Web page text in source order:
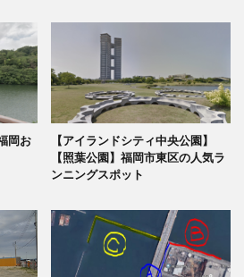
岡お
【アイランドシティ中央公園】
【照葉公園】福岡市東区の人気ラ
ンニングスポット